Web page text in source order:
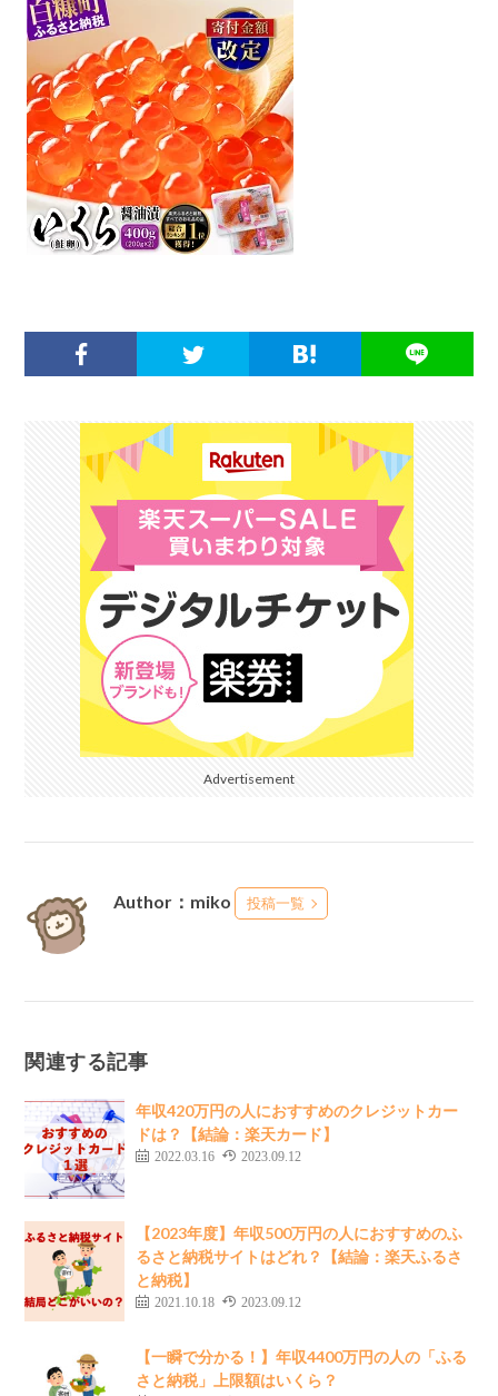
Advertisement
Author：miko 投稿一覧
関連する記事
年収420万円の人におすすめのクレジットカー
ドは？【結論：楽天カード】
2022.03.16 2023.09.12
【2023年度】年収500万円の人におすすめのふ
るさと納税サイトはどれ？【結論：楽天ふるさ
と納税】
2021.10.18 2023.09.12
【一瞬で分かる！】年収4400万円の人の「ふる
さと納税」上限額はいくら？